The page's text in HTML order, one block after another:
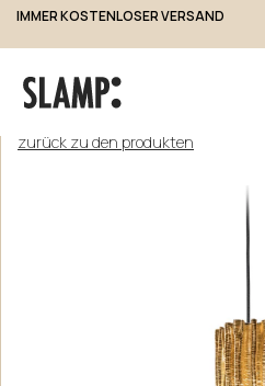
IMMER KOSTENLOSER VERSAND
Produkt suchen
zurück zu den produkten